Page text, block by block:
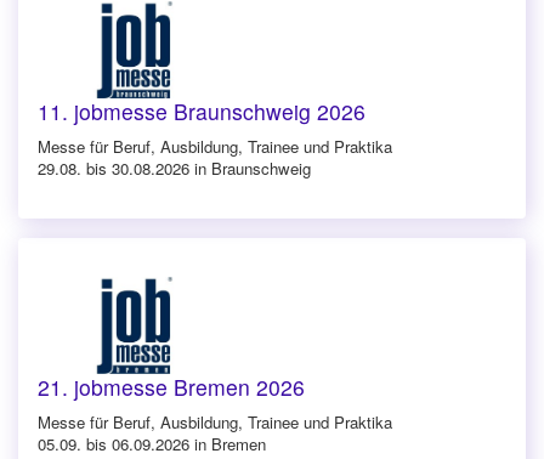
11. jobmesse Braunschweig 2026
Messe für Beruf, Ausbildung, Trainee und Praktika
29.08. bis 30.08.2026 in Braunschweig
21. jobmesse Bremen 2026
Messe für Beruf, Ausbildung, Trainee und Praktika
05.09. bis 06.09.2026 in Bremen